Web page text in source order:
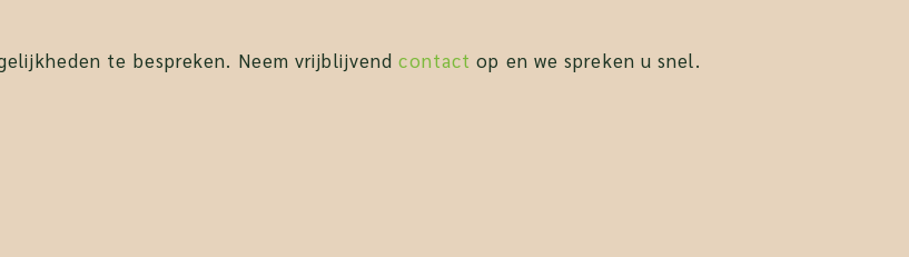
te bespreken. Neem vrijblijvendcontact op en we spreken u snel.